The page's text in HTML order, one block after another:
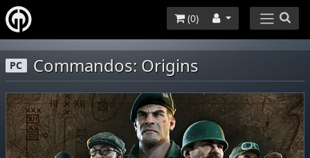
(0)
PC Commandos: Origins